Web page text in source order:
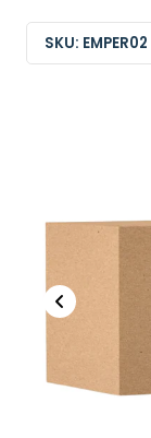
SKU: EMPER02